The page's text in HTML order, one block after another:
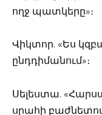
ողջ պատկերը»։
Վիկտոր. «Ես
ընդդիմանում»։
Սելեստա.
սրահի